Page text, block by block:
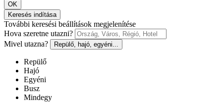
OK
Keresés indítása
További keresési beállítások megjelenítése
Hova szeretne utazni?
Mivel utazna?
Repülő, hajó, egyéni...
Repülő
Hajó
Egyéni
Busz
Mindegy